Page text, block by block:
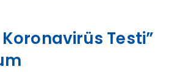
Koronavirüs Testi”